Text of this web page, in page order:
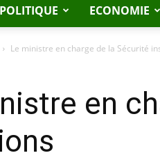
POLITIQUE ECONOMIE
Le ministre en charge de la Sécurité
en